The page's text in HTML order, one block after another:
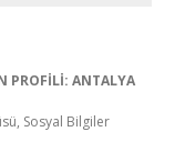
PROFİLİ: ANTALYA
Sosyal Bilgiler